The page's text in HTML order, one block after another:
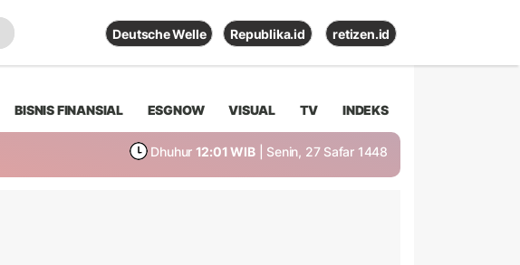
Deutsche Welle Republika.id retizen.id
BISNIS FINANSIAL ESGNOW VISUAL TV INDEKS
Dhuhur 12:01 WIB | Senin, 27 Safar 1448